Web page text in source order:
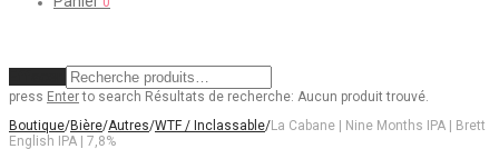
press Enterto search Résultats de recherche: Aucun produit trouvé.
Boutique/Bière/Autres/WTF / Inclassable/La Cabane | Nine Months IPA | Brett
English IPA | 7,8%